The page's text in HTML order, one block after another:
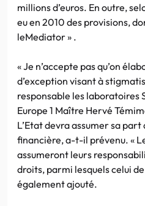
millions d’euros. En outre,
eu en 2010 des provisions,
leMediator » .
« Je n’accepte pas qu’on
d’exception visant à
responsable les laboratoires
Europe 1 Maître Hervé
L’Etat devra assumer sa
financière, a-t-il prévenu. «
assumeront leurs
droits, parmi lesquels celui
également ajouté.